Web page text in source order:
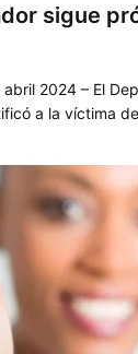
sigue
2024 – El
a la víctima